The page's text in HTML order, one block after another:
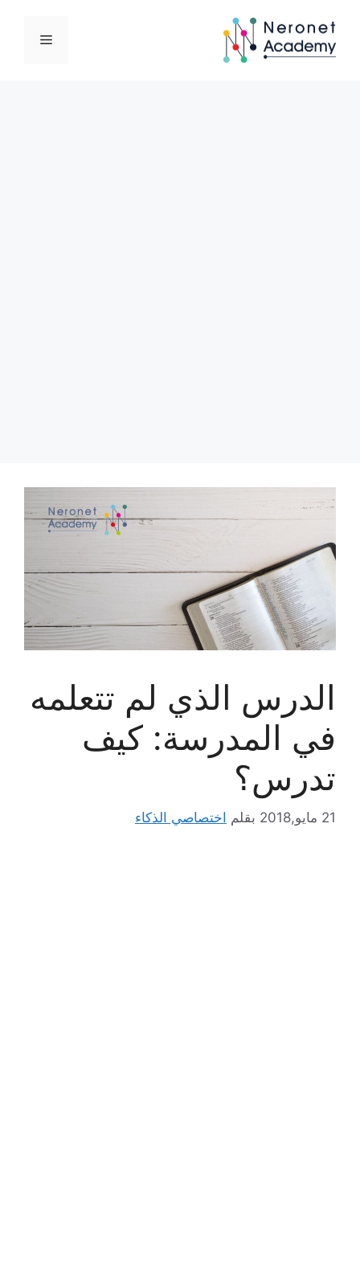
المحتوى
القائمة
الدرس الذي لم تتعلمه
في المدرسة: كيف
تدرس؟
21 مايو,2018 بقلم اختصاصي الذكاء